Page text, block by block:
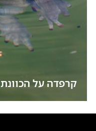
קרפדה על הכוונת